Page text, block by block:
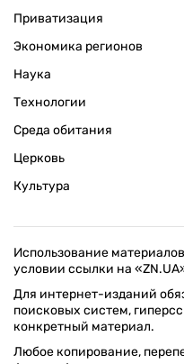
Приватизация
Экономика регионов
Наука
Технологии
Среда обитания
Церковь
Культура
Использование
условии ссылки на
Для интернет-изданий
поисковых систем,
конкретный материал.
Любое копирование,